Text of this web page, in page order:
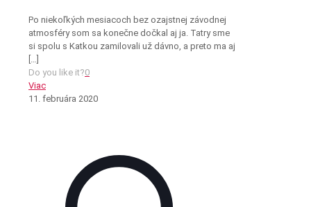
Po niekoľkých mesiacoch bez ozajstnej závodnej
atmosféry som sa konečne dočkal aj ja. Tatry sme
si spolu s Katkou zamilovali už dávno, a preto ma aj
[…]
Do you like it?0
Viac
11. februára 2020